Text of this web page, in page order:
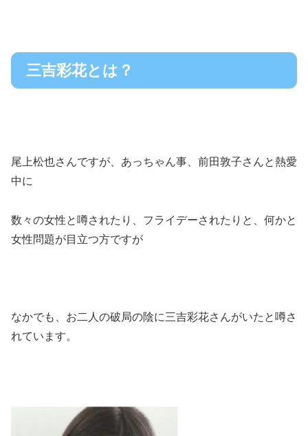
三吉彩花とは？
尾上松也さんですが、あっちゃん事、前田敦子さんと熱愛
中に
数々の女性と噂されたり、フライデーされたりと、何かと
女性問題が目立つ方ですが
なかでも、お二人の破局の陰に三吉彩花さんがいたと噂さ
れています。